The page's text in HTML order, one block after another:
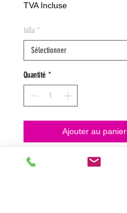
TVA Incluse
talla *
Quantité *
Ajouter au panier